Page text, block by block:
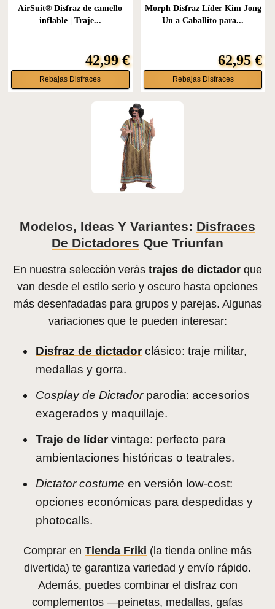
AirSuit® Disfraz de camello
inflable | Traje...
42,99 €
Rebajas Disfraces
Morph Disfraz Líder Kim Jong
Un a Caballito para...
62,95 €
Rebajas Disfraces
Modelos, Ideas Y Variantes: Disfraces
De Dictadores Que Triunfan
En nuestra selección verás trajes de dictador que
van desde el estilo serio y oscuro hasta opciones
más desenfadadas para grupos y parejas. Algunas
variaciones que te pueden interesar:
Disfraz de dictadorclásico: traje militar,
medallas y gorra.
Cosplay de Dictadorparodia: accesorios
exagerados y maquillaje.
Traje de lídervintage: perfecto para
ambientaciones históricas o teatrales.
Dictator costume en versión low-cost:
opciones económicas para despedidas y
photocalls.
Comprar en Tienda Friki (la tienda online más
divertida) te garantiza variedad y envío rápido.
Además, puedes combinar el disfraz con
complementos —peinetas, medallas, gafas